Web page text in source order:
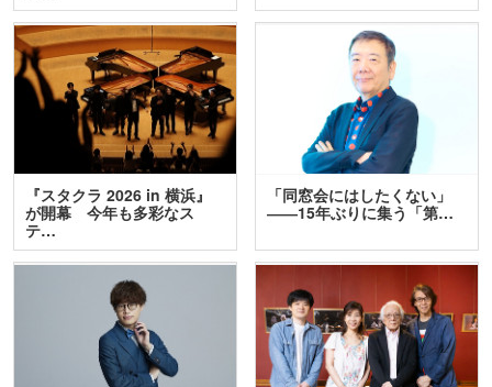
『スタクラ 2026 in 横浜』
が開幕 今年も多彩なス
テ…
「同窓会にはしたくない」
――15年ぶりに集う「第…